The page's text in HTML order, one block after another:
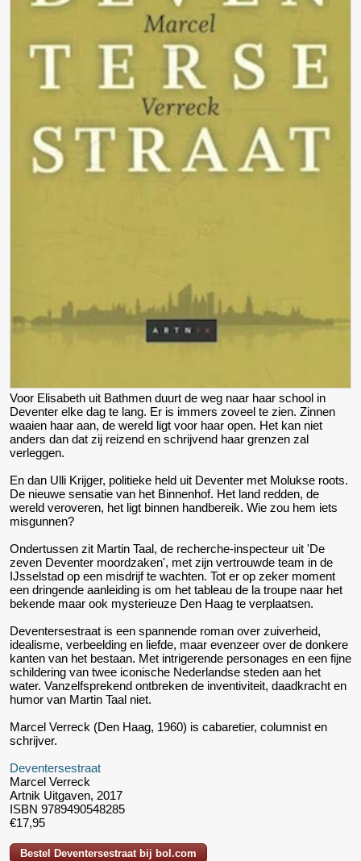
Voor Elisabeth uit Bathmen duurt de weg naar haar school in
Deventer elke dag te lang. Er is immers zoveel te zien. Zinnen
waaien haar aan, de wereld ligt voor haar open. Het kan niet
anders dan dat zij reizend en schrijvend haar grenzen zal
verleggen.
En dan Ulli Krijger, politieke held uit Deventer met Molukse roots.
De nieuwe sensatie van het Binnenhof. Het land redden, de
wereld veroveren, het ligt binnen handbereik. Wie zou hem iets
misgunnen?
Ondertussen zit Martin Taal, de recherche-inspecteur uit 'De
zeven Deventer moordzaken', met zijn vertrouwde team in de
IJsselstad op een misdrijf te wachten. Tot er op zeker moment
een dringende aanleiding is om het tableau de la troupe naar het
bekende maar ook mysterieuze Den Haag te verplaatsen.
Deventersestraat is een spannende roman over zuiverheid,
idealisme, verbeelding en liefde, maar evenzeer over de donkere
kanten van het bestaan. Met intrigerende personages en een fijne
schildering van twee iconische Nederlandse steden aan het
water. Vanzelfsprekend ontbreken de inventiviteit, daadkracht en
humor van Martin Taal niet.
Marcel Verreck (Den Haag, 1960) is cabaretier, columnist en
schrijver.
Deventersestraat
Marcel Verreck
Artnik Uitgaven, 2017
ISBN 9789490548285
€17,95
Bestel Deventersestraat bij bol.com